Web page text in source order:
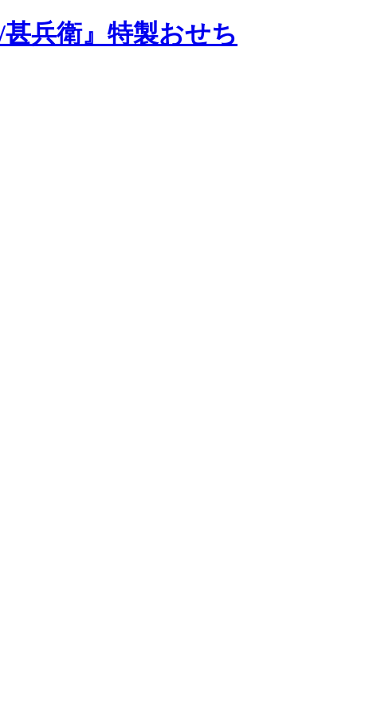
兵衛』特製おせち